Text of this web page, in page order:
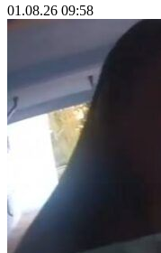
01.08.26 09:58